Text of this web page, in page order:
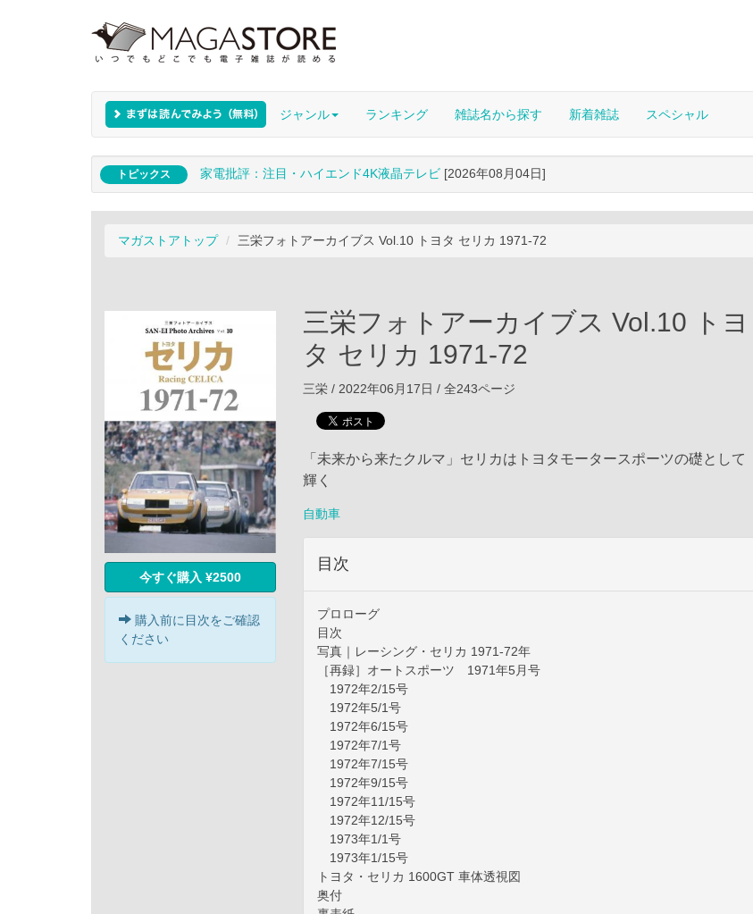
ジャンル ランキング 雑誌名から探す 新着雑誌 スペシャル
トピックス 家電批評：注目・ハイエンド4K液晶テレビ [2026年08月04日]
マガストアトップ 三栄フォトアーカイブス Vol.10 トヨタ セリカ 1971-72
今すぐ購入 ¥2500
購入前に目次をご確認
ください
三栄フォトアーカイブス Vol.10 トヨ
タ セリカ 1971-72
三栄 / 2022年06月17日 / 全243ページ
「未来から来たクルマ」セリカはトヨタモータースポーツの礎として
輝く
自動車
目次
プロローグ
目次
写真｜レーシング・セリカ 1971-72年
［再録］オートスポーツ 1971年5月号
1972年2/15号
1972年5/1号
1972年6/15号
1972年7/1号
1972年7/15号
1972年9/15号
1972年11/15号
1972年12/15号
1973年1/1号
1973年1/15号
トヨタ・セリカ 1600GT 車体透視図
奥付